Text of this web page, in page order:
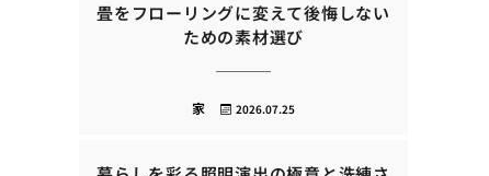
畳をフローリングに変えて後悔しない
ための素材選び
2026.07.25
家